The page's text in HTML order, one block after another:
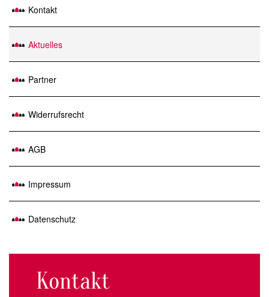
Kontakt
Aktuelles
Partner
Widerrufsrecht
AGB
Impressum
Datenschutz
Kontakt